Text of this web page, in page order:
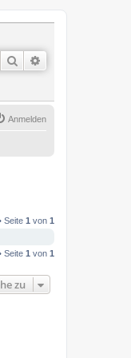
Suche
Anmelden
Seite 1 von 1
Seite 1 von 1
zu